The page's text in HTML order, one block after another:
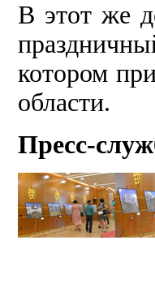
В этот же
котором
области.
Пресс-